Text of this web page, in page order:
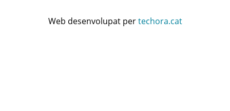
Web desenvolupat pertechora.cat